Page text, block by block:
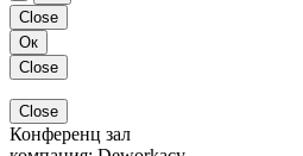
Close
Ок
Close
Close
Конференц зал